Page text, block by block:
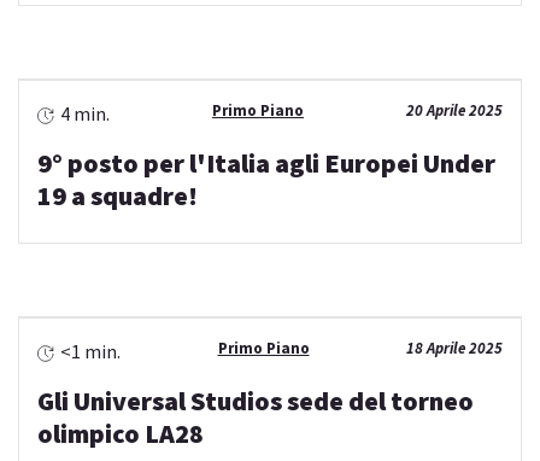
20 Aprile 2025
Primo Piano
4 min.
9° posto per l'Italia agli Europei Under
19 a squadre!
18 Aprile 2025
Primo Piano
<1 min.
Gli Universal Studios sede del torneo
olimpico LA28